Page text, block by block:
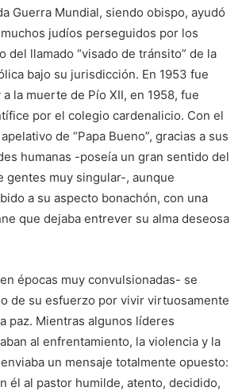
Guerra Mundial, siendo obispo, ayudó
judíos perseguidos por los
del llamado “visado de tránsito” de la
bajo su jurisdicción. En 1953 fue
la muerte de Pío XII, en 1958, fue
por el colegio cardenalicio. Con el
de “Papa Bueno”, gracias a sus
humanas -poseía un gran sentido del
gentes muy singular-, aunque
a su aspecto bonachón, con una
que dejaba entrever su alma deseosa
épocas muy convulsionadas- se
de su esfuerzo por vivir virtuosamente
paz. Mientras algunos líderes
al enfrentamiento, la violencia y la
un mensaje totalmente opuesto:
él al pastor humilde, atento, decidido,